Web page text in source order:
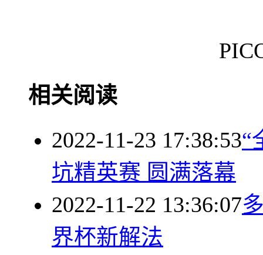
PICO
相关阅读
2022-11-23 17:38:53“
坑精英赛 圆满落幕
2022-11-22 13:36:07
界杯新解法